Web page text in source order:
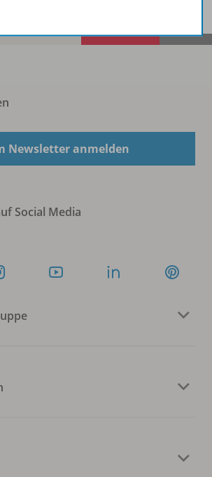
Newsletter anmelden
Social Media